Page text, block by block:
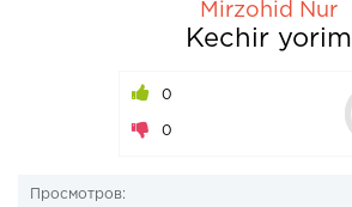
Mirzohid Nur
Kechir yorim
0
0
Просмотров: